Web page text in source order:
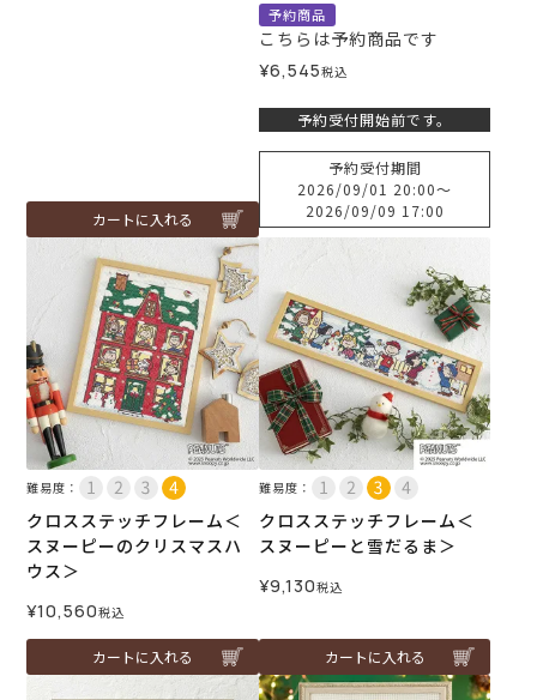
カートに入れる
予約商品
こちらは予約商品です
¥6,545税込
予約受付開始前です。
予約受付期間
2026/09/01 20:00〜
2026/09/09 17:00
難易度：
クロスステッチフレーム＜
スヌーピーのクリスマスハ
ウス＞
¥10,560税込
カートに入れる
難易度：
クロスステッチフレーム＜
スヌーピーと雪だるま＞
¥9,130税込
カートに入れる